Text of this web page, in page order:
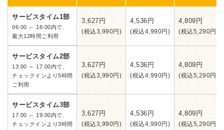
サービスタイム1部
06:00 ～ 18:00内で、
最大12時間ご利用
3,627円
(税込3,990円)
4,536円
(税込4,990円)
4,809円
(税込5,290円)
サービスタイム2部
13:00 ～ 17:00内で、
チェックインより5時間
ご利用
3,627円
(税込3,990円)
4,536円
(税込4,990円)
4,809円
(税込5,290円)
サービスタイム3部
17:00 ～ 19:00内で、
チェックインより3時間
3,627円
(税込3,990円)
4,536円
(税込4,990円)
4,809円
(税込5,290円)